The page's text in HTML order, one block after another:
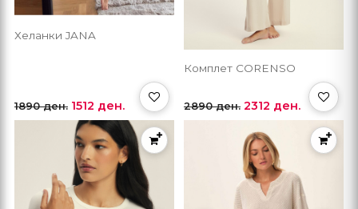
Хеланки JANA
1890 ден. 1512 ден.
Комплет CORENSO
2890 ден. 2312 ден.